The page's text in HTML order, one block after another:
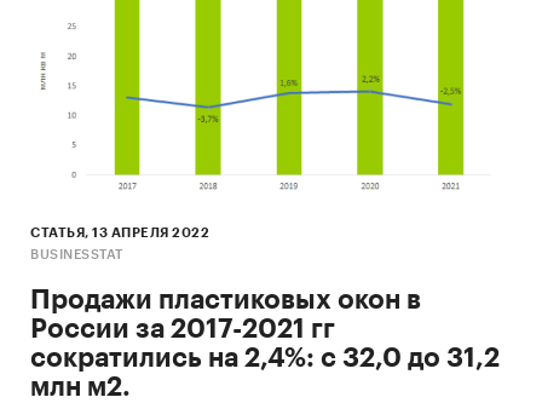
СТАТЬЯ, 13 АПРЕЛЯ 2022
BUSINESSTAT
Продажи пластиковых окон в
России за 2017-2021 гг
сократились на 2,4%: с 32,0 до 31,2
млн м2.